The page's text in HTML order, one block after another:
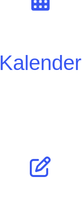
Kalender